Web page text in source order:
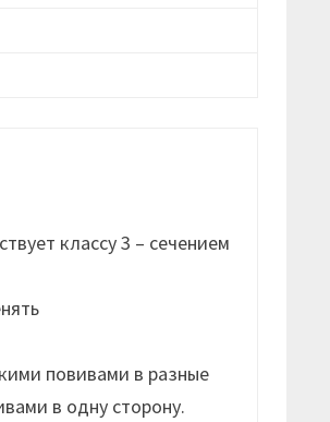
классу 3 – сечением
повивами в разные
в одну сторону.